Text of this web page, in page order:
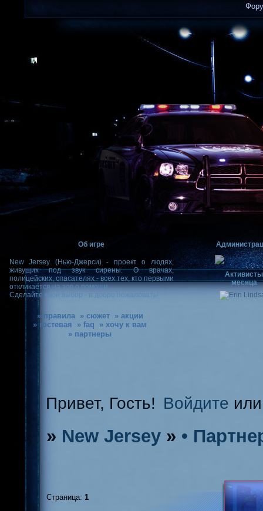
Об игре
New Jersey (Нью-Джерси) - проект о людях,
живущих под звук сирены. О врачах,
полицейских, спасателях - всех тех, кто первыми
откликается на зов о помощи.
Сделайте свой выбор - и добро пожаловать!
» правила » сюжет
» акции
» гостевая
» faq
» хочу к вам
» партнеры
Активисты
месяца
Привет, Гость! Войдите
» New Jersey » •
Страница: 1